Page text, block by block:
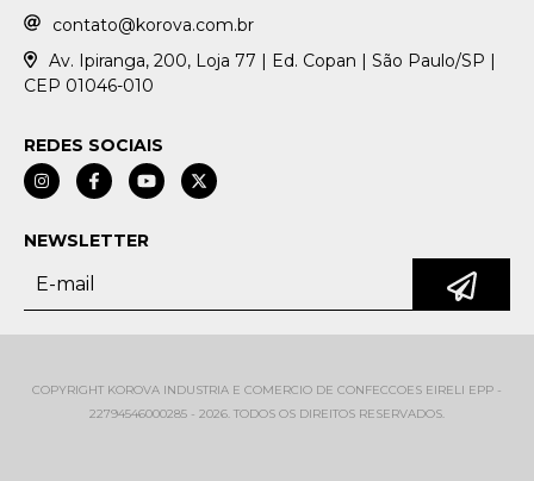
contato@korova.com.br
Av. Ipiranga, 200, Loja 77 | Ed. Copan | São Paulo/SP |
CEP 01046-010
REDES SOCIAIS
NEWSLETTER
COPYRIGHT KOROVA INDUSTRIA E COMERCIO DE CONFECCOES EIRELI EPP -
22794546000285 - 2026. TODOS OS DIREITOS RESERVADOS.